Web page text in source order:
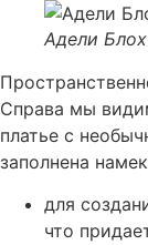
Адели
Справа мы
платье с
заполнена
для
что